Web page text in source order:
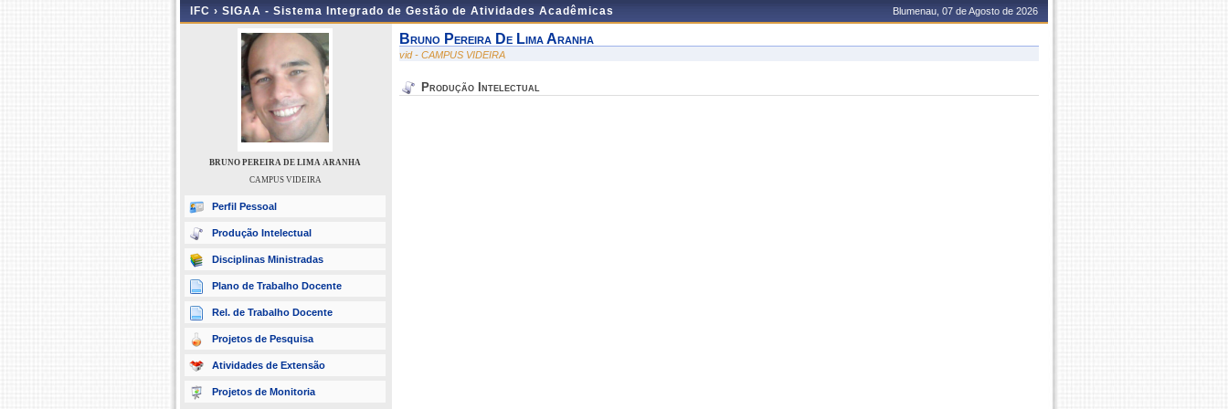
IFC › SIGAA - Sistema Integrado de Gestão de Atividades Acadêmicas Blumenau, 07 de Agosto de 2026
BRUNO PEREIRA DE LIMA ARANHA
CAMPUS VIDEIRA
Perfil Pessoal
Produção Intelectual
Disciplinas Ministradas
Plano de Trabalho Docente
Rel. de Trabalho Docente
Projetos de Pesquisa
Atividades de Extensão
Projetos de Monitoria
Bruno Pereira De Lima Aranha
vid - CAMPUS VIDEIRA
Produção Intelectual